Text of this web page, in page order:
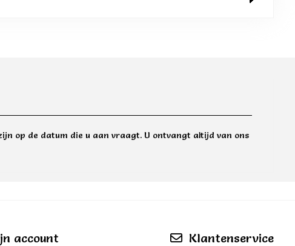
op de datum die u aan vraagt. U ontvangt altijd van ons
account Klantenservice